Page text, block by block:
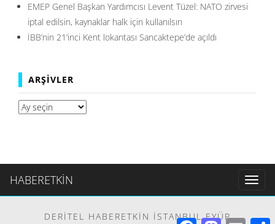
EMEP Genel Başkan Yardımcısı Levent Tüzel: NATO zirvesi
iptal edilsin, kaynaklar halk için kullanılsın
İBB’nin 21’inci Kent lokantası Sancaktepe’de açıldı
ARŞIVLER
Arşivler
HABERETKİN
Toggle
DERITEL HABERETKIN İSTANBUL EYÜP